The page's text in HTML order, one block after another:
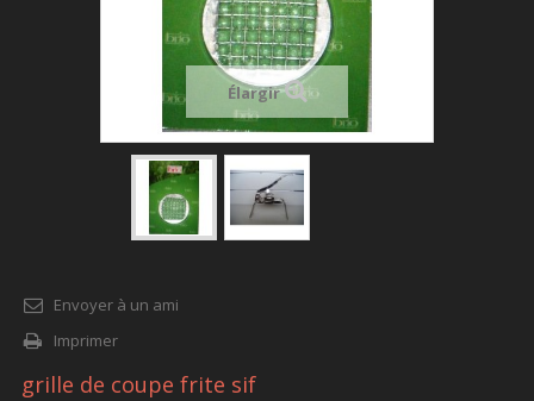
Élargir
Envoyer à un ami
Imprimer
grille de coupe frite sif